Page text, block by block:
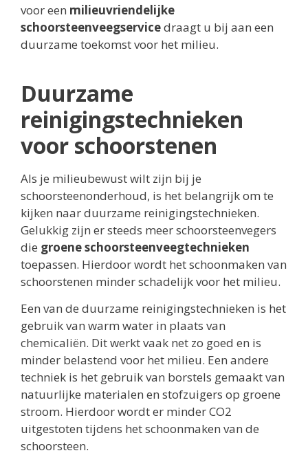
voor een milieuvriendelijke
schoorsteenveegservicedraagt u bij aan een
duurzame toekomst voor het milieu.
Duurzame
reinigingstechnieken
voor schoorstenen
Als je milieubewust wilt zijn bij je
schoorsteenonderhoud, is het belangrijk om te
kijken naar duurzame reinigingstechnieken.
Gelukkig zijn er steeds meer schoorsteenvegers
die groene schoorsteenveegtechnieken
toepassen. Hierdoor wordt het schoonmaken van
schoorstenen minder schadelijk voor het milieu.
Een van de duurzame reinigingstechnieken is het
gebruik van warm water in plaats van
chemicaliën. Dit werkt vaak net zo goed en is
minder belastend voor het milieu. Een andere
techniek is het gebruik van borstels gemaakt van
natuurlijke materialen en stofzuigers op groene
stroom. Hierdoor wordt er minder CO2
uitgestoten tijdens het schoonmaken van de
schoorsteen.